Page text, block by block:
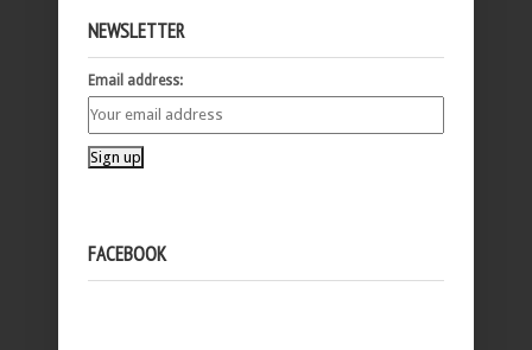
NEWSLETTER
Email address:
FACEBOOK